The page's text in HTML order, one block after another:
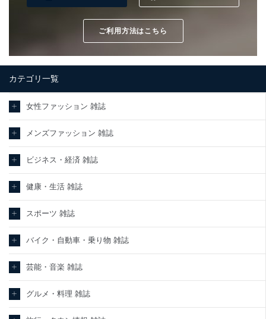
ご利用方法はこちら
カテゴリ一覧
女性ファッション 雑誌
メンズファッション 雑誌
ビジネス・経済 雑誌
健康・生活 雑誌
スポーツ 雑誌
バイク・自動車・乗り物 雑誌
芸能・音楽 雑誌
グルメ・料理 雑誌